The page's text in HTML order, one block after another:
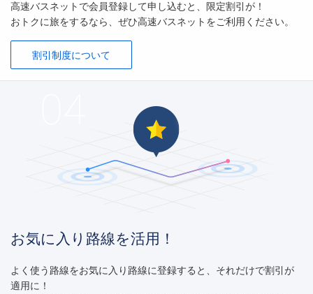
高速バスネットで会員登録して申し込むと、限定割引が！
おトクに旅をするなら、ぜひ高速バスネットをご利用ください。
割引制度について
お気に入り路線を活用！
よく使う路線をお気に入り路線に登録すると、それだけで割引が
適用に！